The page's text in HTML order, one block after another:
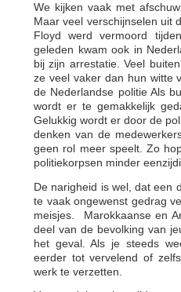
We kijken vaak met
Maar veel verschijnselen uit
Floyd werd vermoord
geleden kwam ook in
bij zijn arrestatie. Veel
ze veel vaker dan hun witte
de Nederlandse politie Als
wordt er te gemakkelijk
Gelukkig wordt er door de
denken van de
geen rol meer speelt. Zo
politiekorpsen minder
De narigheid is wel, dat een
te vaak ongewenst gedrag
meisjes. Marokkaanse en
deel van de bevolking van
het geval. Als je steeds
eerder tot vervelend of
werk te verzetten.